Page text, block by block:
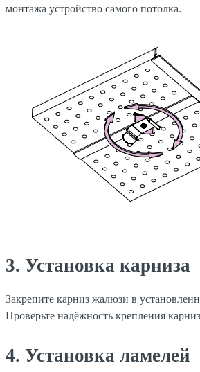
монтажа устройство самого потолка.
3. Установка карниза
Закрепите карниз жалюзи в
Проверьте надёжность крепления
4. Установка ламелей